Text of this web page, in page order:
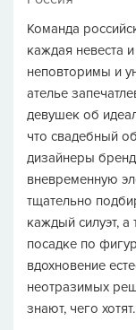
Команда
каждая невеста
неповторимы и
ателье
девушек об
что свадебный
дизайнеры
вневременную
тщательно
каждый силуэт,
посадке по
вдохновение
неотразимых
знают, чего хотят.